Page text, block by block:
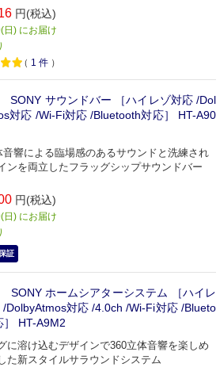
円(税込)
日) にお届け
（ 1 件 ）
SONY サウンドバー ［ハイレゾ対応 /Dol
対応 /Wi-Fi対応 /Bluetooth対応］ HT-A90
音響による臨場感のあるサウンドと洗練され
ンを両立したフラッグシップサウンドバー
円(税込)
日) にお届け
証
SONY ホームシアターシステム ［ハイレ
/DolbyAtmos対応 /4.0ch /Wi-Fi対応 /Blueto
］ HT-A9M2
に溶け込むデザインで360立体音響を楽しめ
た新スタイルサラウンドシステム